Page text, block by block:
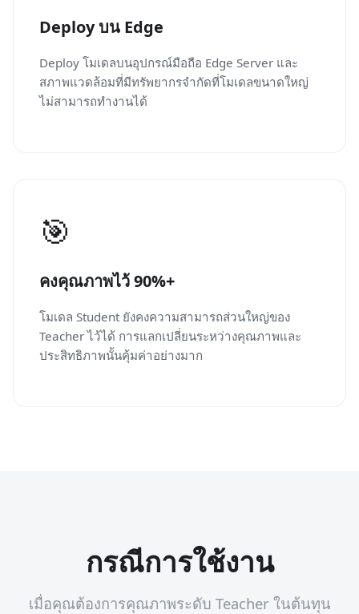
Deploy บน Edge
Deploy โมเดลบนอุปกรณ์มือถือ Edge Server และ
สภาพแวดล้อมที่มีทรัพยากรจำกัดที่โมเดลขนาดใหญ่
ไม่สามารถทำงานได้
🎯
คงคุณภาพไว้ 90%+
โมเดล Student ยังคงความสามารถส่วนใหญ่ของ
Teacher ไว้ได้ การแลกเปลี่ยนระหว่างคุณภาพและ
ประสิทธิภาพนั้นคุ้มค่าอย่างมาก
กรณีการใช้งาน
เมื่อคุณต้องการคุณภาพระดับ Teacher ในต้นทุน